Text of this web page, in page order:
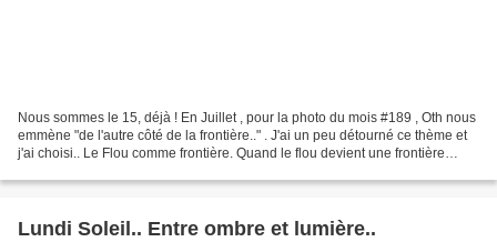
Nous sommes le 15, déjà ! En Juillet , pour la photo du mois #189 , Oth nous
emmène "de l'autre côté de la frontière.." . J'ai un peu détourné ce thème et
j'ai choisi.. Le Flou comme frontière. Quand le flou devient une frontière
Lundi Soleil.. Entre ombre et lumière..